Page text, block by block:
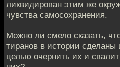
ликвидирован этим же
чувства самосохранения.
Можно ли смело сказать,
тиранов в истории сделаны
целью очернить их и